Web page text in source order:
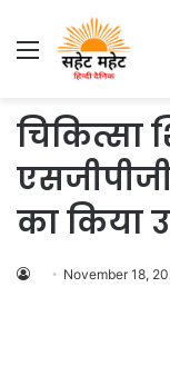
Menu
चिकित्सा
का किया
November 18,